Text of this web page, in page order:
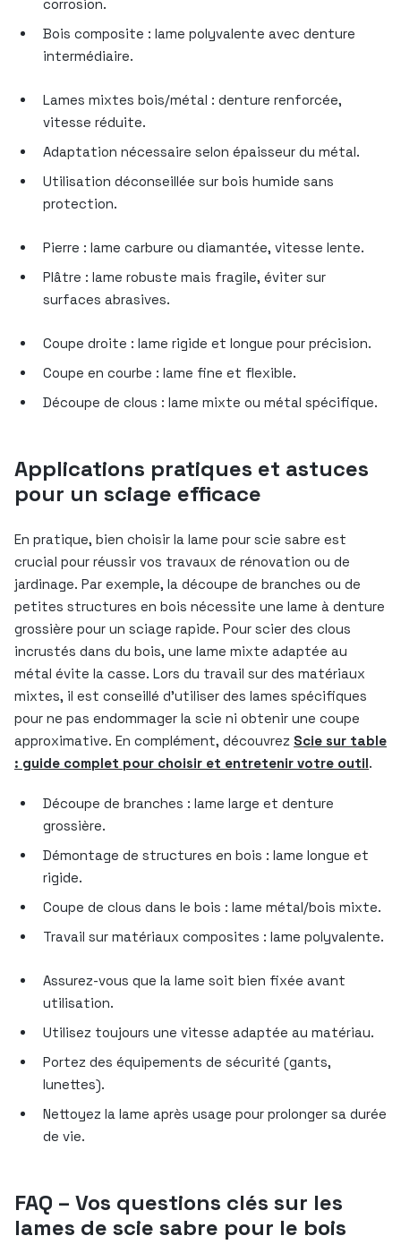
corrosion.
Bois composite : lame polyvalente avec denture
intermédiaire.
Lames mixtes bois/métal : denture renforcée,
vitesse réduite.
Adaptation nécessaire selon épaisseur du métal.
Utilisation déconseillée sur bois humide sans
protection.
Pierre : lame carbure ou diamantée, vitesse lente.
Plâtre : lame robuste mais fragile, éviter sur
surfaces abrasives.
Coupe droite : lame rigide et longue pour précision.
Coupe en courbe : lame fine et flexible.
Découpe de clous : lame mixte ou métal spécifique.
Applications pratiques et astuces
pour un sciage efficace
En pratique, bien choisir la lame pour scie sabre est
crucial pour réussir vos travaux de rénovation ou de
jardinage. Par exemple, la découpe de branches ou de
petites structures en bois nécessite une lame à denture
grossière pour un sciage rapide. Pour scier des clous
incrustés dans du bois, une lame mixte adaptée au
métal évite la casse. Lors du travail sur des matériaux
mixtes, il est conseillé d’utiliser des lames spécifiques
pour ne pas endommager la scie ni obtenir une coupe
approximative. En complément, découvrez Scie sur table
: guide complet pour choisir et entretenir votre outil.
Découpe de branches : lame large et denture
grossière.
Démontage de structures en bois : lame longue et
rigide.
Coupe de clous dans le bois : lame métal/bois mixte.
Travail sur matériaux composites : lame polyvalente.
Assurez-vous que la lame soit bien fixée avant
utilisation.
Utilisez toujours une vitesse adaptée au matériau.
Portez des équipements de sécurité (gants,
lunettes).
Nettoyez la lame après usage pour prolonger sa durée
de vie.
FAQ – Vos questions clés sur les
lames de scie sabre pour le bois